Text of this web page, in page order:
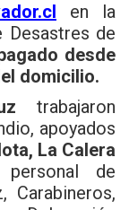
en la
Desastres de
desde
domicilio.
trabajaron
apoyados
La Calera
de
Carabineros,